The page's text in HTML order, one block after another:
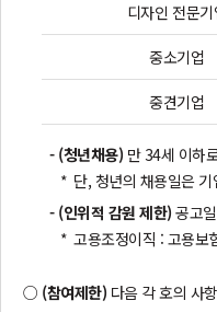
디자인 전문기
중소기업
중견기업
- (청년채용) 만 34세 이하
단, 청년의 채용일은
- (인위적 감원 제한) 공고
고용조정이직 : 고용
(참여제한) 다음 각 호의 사